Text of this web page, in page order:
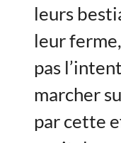
leurs
leur ferme,
pas
marcher
par cette